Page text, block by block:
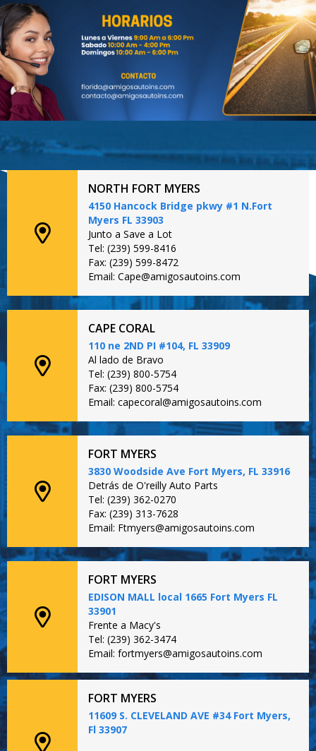
NORTH FORT MYERS
4150 Hancock Bridge pkwy #1 N.Fort
Myers FL 33903
Junto a Save a Lot
Tel: (239) 599-8416
Fax: (239) 599-8472
Email: Cape@amigosautoins.com
CAPE CORAL
110 ne 2ND PI #104, FL 33909
Al lado de Bravo
Tel: (239) 800-5754
Fax: (239) 800-5754
Email: capecoral@amigosautoins.com
FORT MYERS
3830 Woodside Ave Fort Myers, FL 33916
Detrás de O'reilly Auto Parts
Tel: (239) 362-0270
Fax: (239) 313-7628
Email: Ftmyers@amigosautoins.com
FORT MYERS
EDISON MALL local 1665 Fort Myers FL
33901
Frente a Macy's
Tel: (239) 362-3474
Email: fortmyers@amigosautoins.com
FORT MYERS
11609 S. CLEVELAND AVE #34 Fort Myers,
Fl 33907